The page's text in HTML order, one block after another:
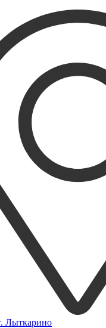
Лыткарино